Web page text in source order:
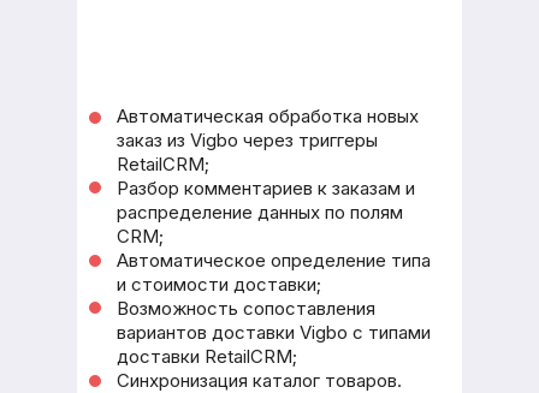
Автоматическая обработка новых
заказ из Vigbo через триггеры
RetailCRM;
Разбор комментариев к заказам и
распределение данных по полям
CRM;
Автоматическое определение типа
и стоимости доставки;
Возможность сопоставления
вариантов доставки Vigbo с типами
доставки RetailCRM;
Синхронизация каталог товаров.